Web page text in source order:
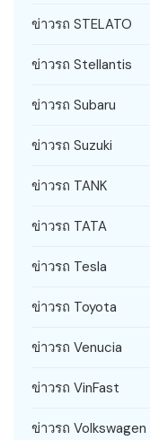
ข่าวรถ STELATO
ข่าวรถ Stellantis
ข่าวรถ Subaru
ข่าวรถ Suzuki
ข่าวรถ TANK
ข่าวรถ TATA
ข่าวรถ Tesla
ข่าวรถ Toyota
ข่าวรถ Venucia
ข่าวรถ VinFast
ข่าวรถ Volkswagen